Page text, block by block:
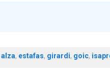
alza, estafas, girardi, goic,